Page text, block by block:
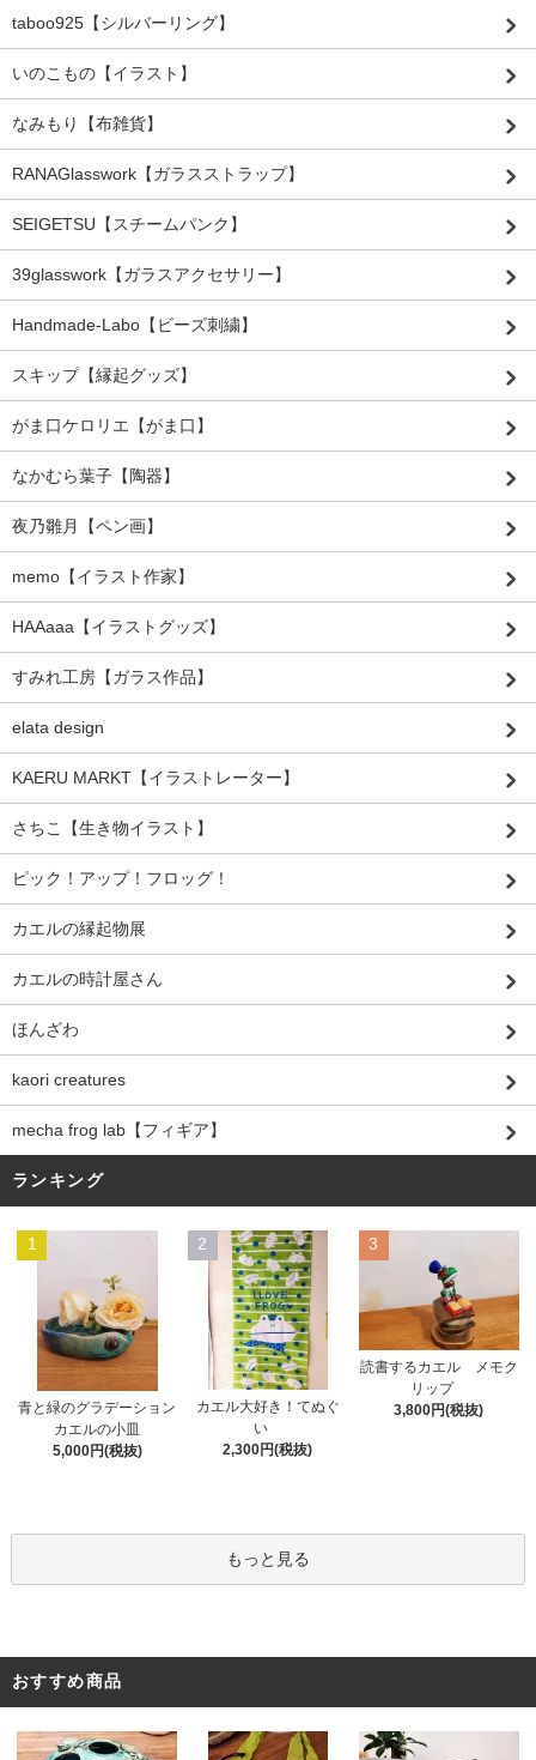
taboo925【シルバーリング】
いのこもの【イラスト】
なみもり【布雑貨】
RANAGlasswork【ガラスストラップ】
SEIGETSU【スチームパンク】
39glasswork【ガラスアクセサリー】
Handmade-Labo【ビーズ刺繍】
スキップ【縁起グッズ】
がま口ケロリエ【がま口】
なかむら葉子【陶器】
夜乃雛月【ペン画】
memo【イラスト作家】
HAAaaa【イラストグッズ】
すみれ工房【ガラス作品】
elata design
KAERU MARKT【イラストレーター】
さちこ【生き物イラスト】
ピック！アップ！フロッグ！
カエルの縁起物展
カエルの時計屋さん
ほんざわ
kaori creatures
mecha frog lab【フィギア】
ランキング
1
青と緑のグラデーション
カエルの小皿
5,000円(税抜)
2
カエル大好き！てぬぐ
い
2,300円(税抜)
3
読書するカエル メモク
リップ
3,800円(税抜)
もっと見る
おすすめ商品